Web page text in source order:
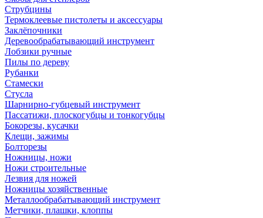
Струбцины
Термоклеевые пистолеты и аксессуары
Заклёпочники
Деревообрабатывающий инструмент
Лобзики ручные
Пилы по дереву
Рубанки
Стамески
Стусла
Шарнирно-губцевый инструмент
Пассатижи, плоскогубцы и тонкогубцы
Бокорезы, кусачки
Клещи, зажимы
Болторезы
Ножницы, ножи
Ножи строительные
Лезвия для ножей
Ножницы хозяйственные
Металлообрабатывающий инструмент
Метчики, плашки, клоппы